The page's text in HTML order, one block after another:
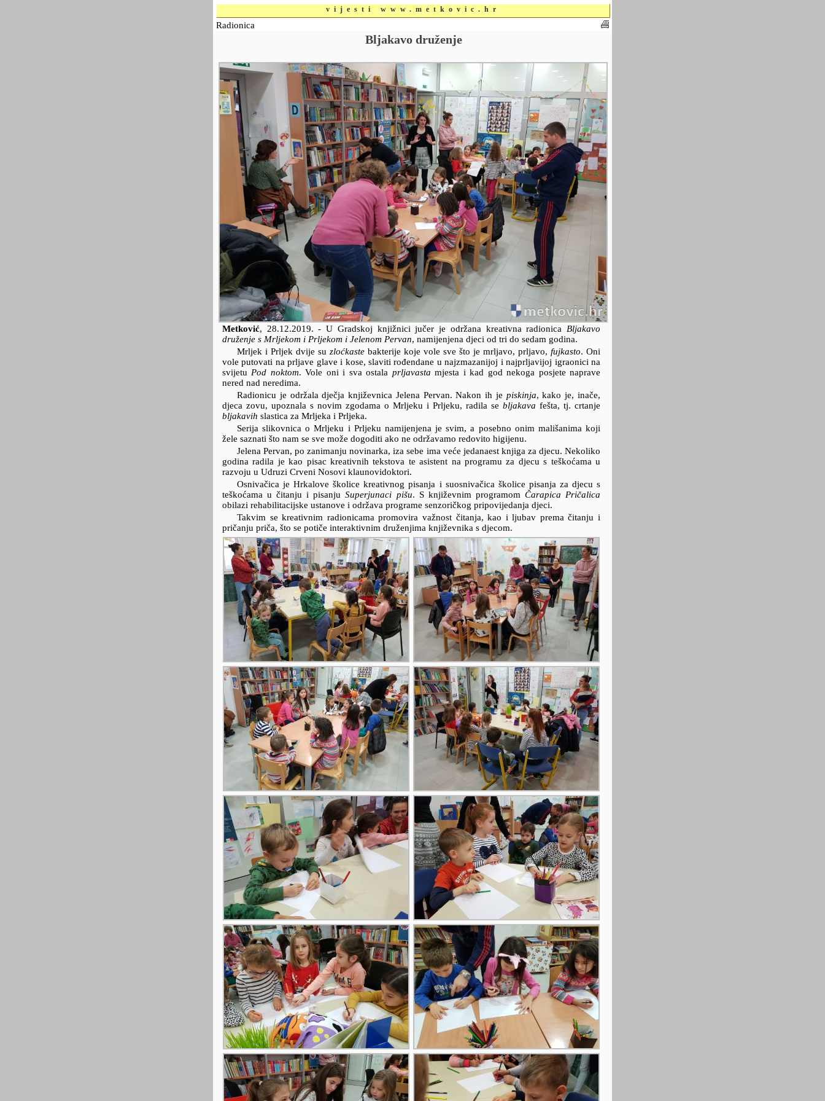
vijesti www.metkovic.hr
Radionica
Bljakavo druženje
Metković, 28.12.2019.- U Gradskoj knjižnici jučer je održana kreativna radionica Bljakavo
druženje s Mrljekom i Prljekom i Jelenom Pervan, namijenjena djeci od tri do sedam godina.
Mrljek i Prljek dvije su zloćkaste bakterije koje vole sve što je mrljavo, prljavo, fujkasto. Oni
vole putovati na prljave glave i kose, slaviti rođendane u najzmazanijoj i najprljavijoj igraonici na
svijetu Pod noktom. Vole oni i sva ostala prljavasta mjesta i kad god nekoga posjete naprave
nered nad neredima.
Radionicu je održala dječja književnica Jelena Pervan. Nakon ih je piskinja, kako je, inače,
djeca zovu, upoznala s novim zgodama o Mrljeku i Prljeku, radila se bljakava fešta, tj. crtanje
bljakavih slastica za Mrljeka i Prljeka.
Serija slikovnica o Mrljeku i Prljeku namijenjena je svim, a posebno onim mališanima koji
žele saznati što nam se sve može dogoditi ako ne održavamo redovito higijenu.
Jelena Pervan, po zanimanju novinarka, iza sebe ima veće jedanaest knjiga za djecu. Nekoliko
godina radila je kao pisac kreativnih tekstova te asistent na programu za djecu s teškoćama u
razvoju u Udruzi Crveni Nosovi klaunovidoktori.
Osnivačica je Hrkalove školice kreativnog pisanja i suosnivačica školice pisanja za djecu s
teškoćama u čitanju i pisanjuSuperjunaci pišu. S književnim programom Čarapica Pričalica
obilazi rehabilitacijske ustanove i održava programe senzoričkog pripovijedanja djeci.
Takvim se kreativnim radionicama promovira važnost čitanja, kao i ljubav prema čitanju i
pričanju priča, što se potiče interaktivnim druženjima književnika s djecom.